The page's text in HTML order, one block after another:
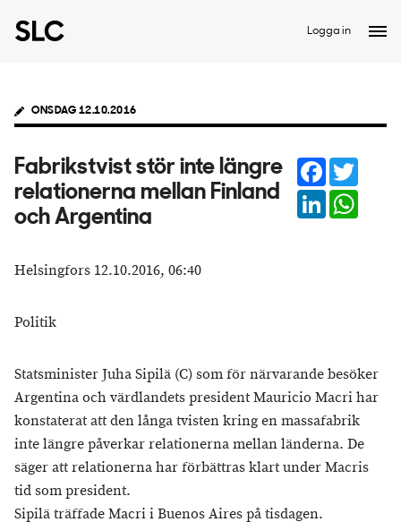
Logga in
ONSDAG 12.10.2016
Fabrikstvist stör inte längre
relationerna mellan Finland
och Argentina
Facebook
LinkedIn
Helsingfors 12.10.2016, 06:40
Politik
Statsminister Juha Sipilä (C) som för närvarande besöker
Argentina och värdlandets president Mauricio Macri har
konstaterat att den långa tvisten kring en massafabrik
inte längre påverkar relationerna mellan länderna. De
säger att relationerna har förbättras klart under Macris
tid som president.
Sipilä träffade Macri i Buenos Aires på tisdagen.